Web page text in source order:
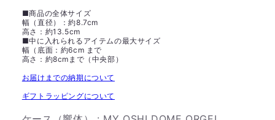
■商品の全体サイズ
幅（直径）：約8.7cm
高さ：約13.5cm
■中に入れられるアイテムの最大サイズ
幅（底面：約6cm まで
高さ：約8cmまで（中央部）
お届けまでの納期について
ギフトラッピングについて